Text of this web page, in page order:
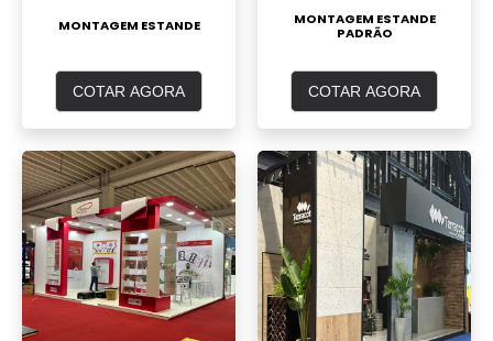
MONTAGEM ESTANDE
COTAR AGORA
MONTAGEM ESTANDE
PADRÃO
COTAR AGORA